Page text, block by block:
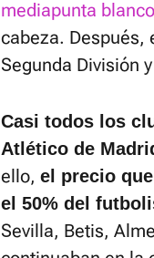
mediapunta
cabeza. Después,
Segunda División
Casi todos los
Atlético de
ello, el precio
el 50% del
Sevilla, Betis,